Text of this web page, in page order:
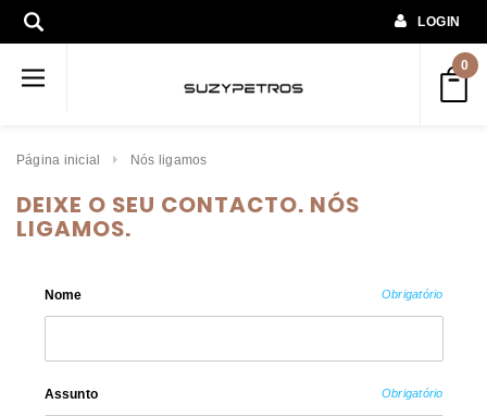
LOGIN
0
Página inicial Nós ligamos
DEIXE O SEU CONTACTO. NÓS
LIGAMOS.
Nome Obrigatório
Assunto Obrigatório